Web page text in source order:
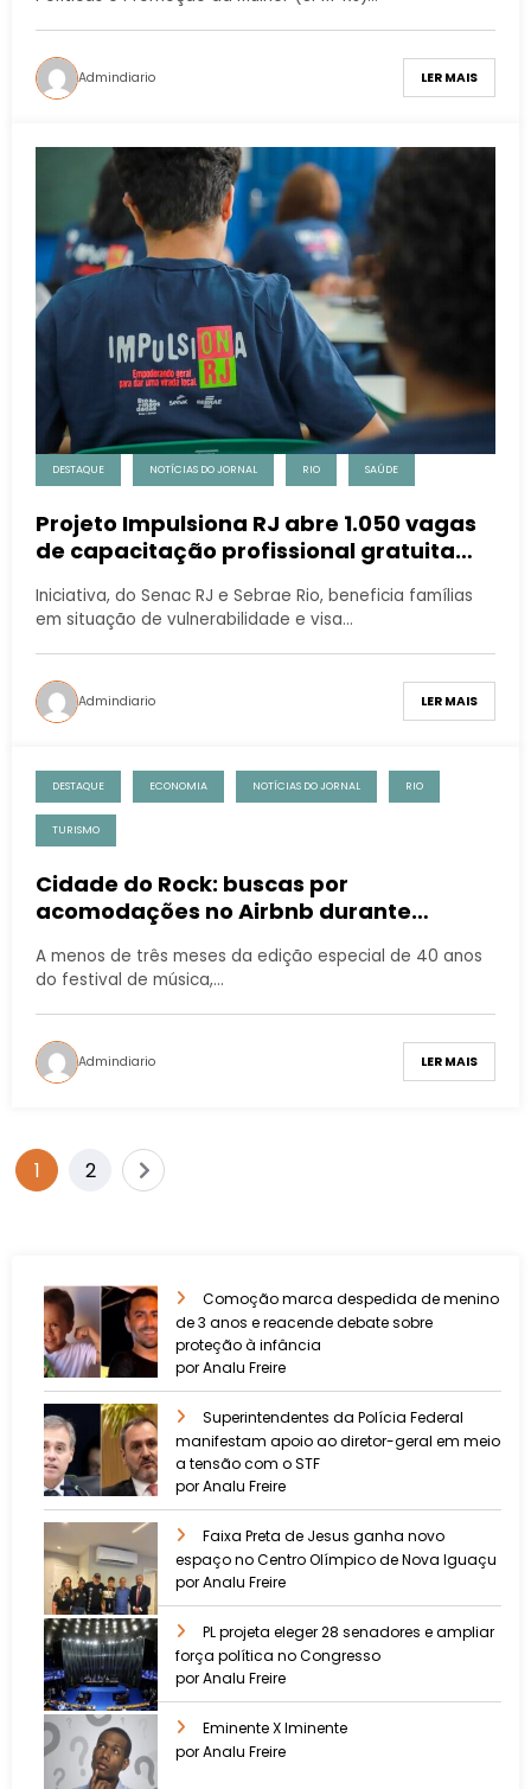
Admindiario LER MAIS
DESTAQUE NOTÍCIAS DO JORNAL RIO SAÚDE
Projeto Impulsiona RJ abre 1.050 vagas
de capacitação profissional gratuita
Campos Elíseos e Cidade de Deus
Iniciativa, do Senac RJ e Sebrae Rio, beneficia famílias
em situação de vulnerabilidade e visa…
Admindiario LER MAIS
DESTAQUE ECONOMIA NOTÍCIAS DO JORNAL RIO
TURISMO
Cidade do Rock: buscas por
acomodações no Airbnb durante
mais de 2000%
A menos de três meses da edição especial de 40 anos
do festival de música,…
Admindiario LER MAIS
1 2
Comoção marca despedida de menino
de 3 anos e reacende debate sobre
proteção à infância
por Analu Freire
Superintendentes da Polícia Federal
manifestam apoio ao diretor-geral em meio
a tensão com o STF
por Analu Freire
Faixa Preta de Jesus ganha novo
espaço no Centro Olímpico de Nova Iguaçu
por Analu Freire
PL projeta eleger 28 senadores e ampliar
força política no Congresso
por Analu Freire
Eminente X Iminente
por Analu Freire